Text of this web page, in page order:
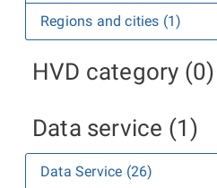
Regions and cities (1)
HVD category (0)
Data service (1)
Data Service (26)